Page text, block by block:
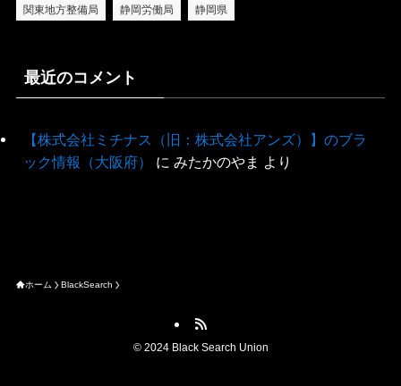
関東地方整備局 静岡労働局 静岡県
最近のコメント
【株式会社ミチナス（旧：株式会社アンズ）】のブラ
ック情報（大阪府）
に みたかのやま より
ホーム BlackSearch
©2024 Black Search Union